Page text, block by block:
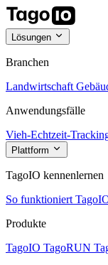
Lösungen
Branchen
Landwirtschaft
Anwendungsfälle
Vieh-Echtzeit-
Plattform
TagoIO kennenlernen
So funktioniert
Produkte
TagoIO TagoRUN